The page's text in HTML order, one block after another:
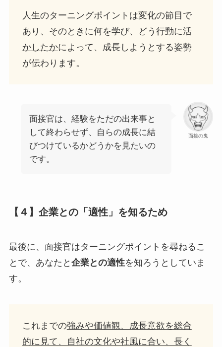
人生のターニングポイントは変化の節目で
あり、 そのときに何を学び、どう行動に活
かしたかによって、成長しようとする姿勢
が伝わります。
面接の鬼
面接官は、経験をただの出来事と
して終わらせず、自らの成長に結
びつけているかどうかを見たいの
です。
【４】企業との「適性」を知るため
最後に、面接官はターニングポイントを尋ねるこ
とで、あなたと 企業との適性を知ろうとしていま
す。
これまでの強みや価値観、成長意欲を総合
的に見て、自社の文化や社風に合い、長く